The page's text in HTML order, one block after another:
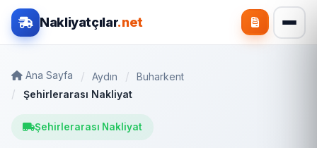
Nakliyatçılar.net
Ana Sayfa Aydın
Buharkent
Şehirlerarası Nakliyat
Şehirlerarası Nakliyat